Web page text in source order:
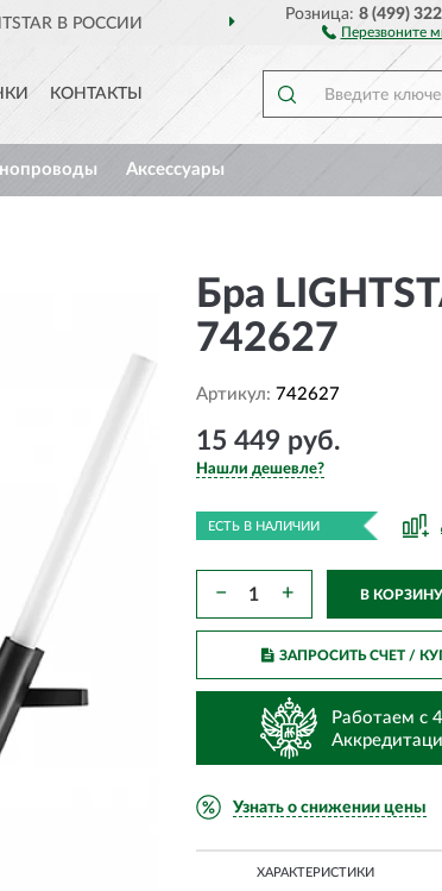
В РОССИИ
Розница:8 (499)
Перезвоните
КОНТАКТЫ
Аксессуары
Бра
742627
Артикул: 742627
15 449 руб.
Нашли дешевле?
ЕСТЬ В НАЛИЧИИ
− + В КОРЗИНУ
ЗАПРОСИТЬ СЧЕТ /
Работаем с
Узнать о снижении цены
ХАРАКТЕРИСТИКИ